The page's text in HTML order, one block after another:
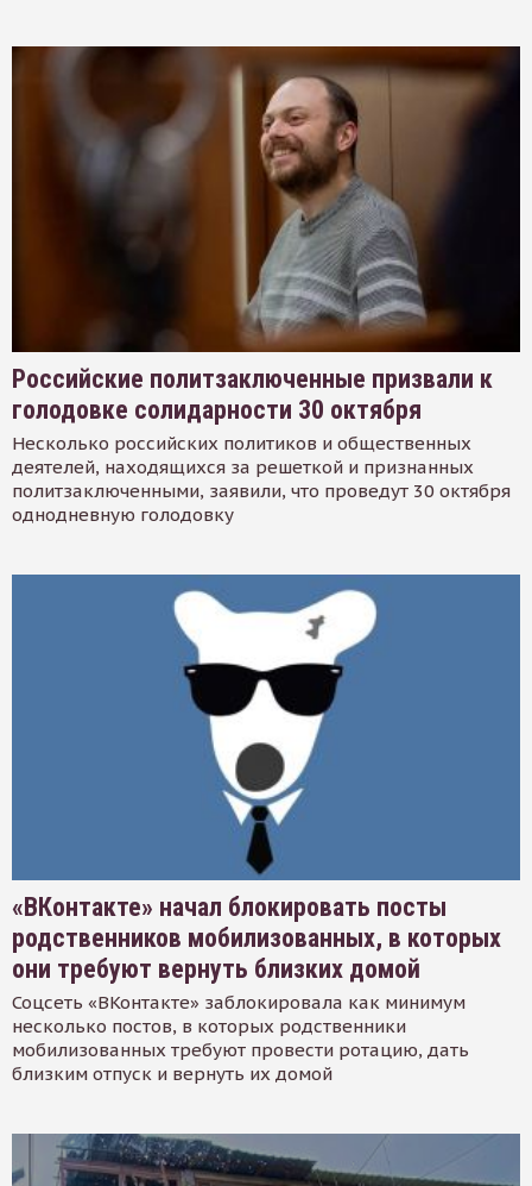
Российские политзаключенные призвали к
голодовке солидарности 30 октября
Несколько российских политиков и общественных
деятелей, находящихся за решеткой и признанных
политзаключенными, заявили, что проведут 30 октября
однодневную голодовку
«ВКонтакте» начал блокировать посты
родственников мобилизованных, в которых
они требуют вернуть близких домой
Соцсеть «ВКонтакте» заблокировала как минимум
несколько постов, в которых родственники
мобилизованных требуют провести ротацию, дать
близким отпуск и вернуть их домой